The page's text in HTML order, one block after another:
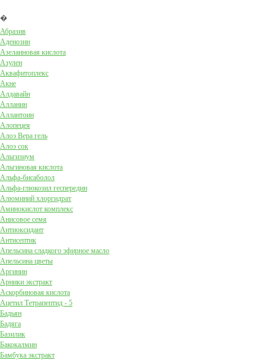
�
Абразив
Аденозин
Азелаиновая кислота
Азулен
Аквафитоплекс
Акне
Алдавайн
Алланин
Аллантоин
Алопецея
Алоэ Вера гель
Алоэ сок
Альгизиум
Альгиновая кислота
Альфа-бисаболол
Альфа-глюкозил геспередин
Алюминий хлоргидрат
Аминокислот комплекс
Анисовое семя
Антиоксидант
Антисептик
Апельсина сладкого эфирное масло
Апельсина цветы
Аргинин
Арники экстракт
Аскорбиновая кислота
Ацетил Тетрапептид - 5
Бадьян
Бадяга
Базилик
Бакокалмин
Бамбука экстракт